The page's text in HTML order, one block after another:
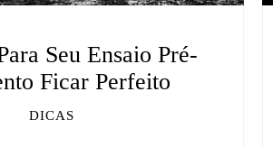
Seu Ensaio Pré-
Ficar Perfeito
DICAS